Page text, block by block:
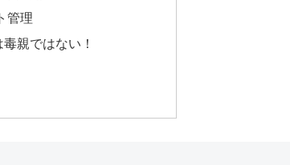
管理
親ではない！